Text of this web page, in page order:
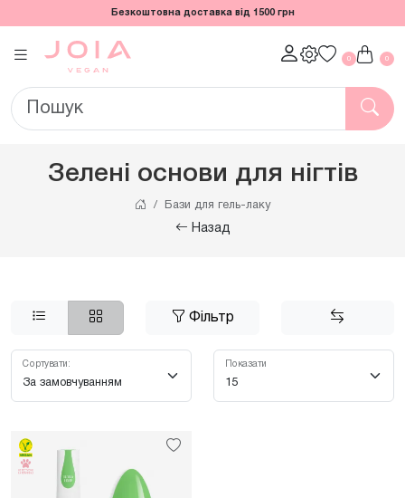
Безкоштовна доставка від 1500 грн
0 0
Зелені основи для нігтів
Бази для гель-лаку
Назад
Фільтр
Сортувати: Показати